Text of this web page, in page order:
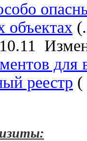
объектах
для
реестр (